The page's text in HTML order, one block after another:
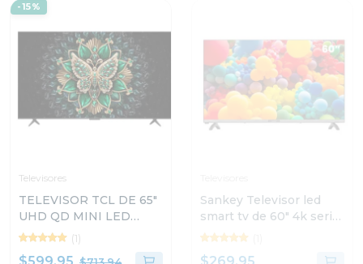
-15%
Televisores
TELEVISOR TCL DE 65"
UHD QD MINI LED
GOOGLE TV C6K
(1)
$599.95 $713.94
Sankey Televisor led
smart tv de 60" 4k serie
sdl7 whale os